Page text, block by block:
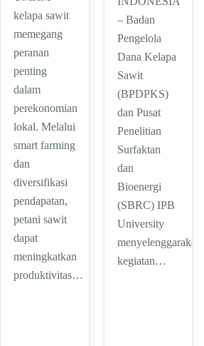
kelapa sawit
memegang
peranan
penting
dalam
perekonomian
lokal. Melalui
smart farming
dan
diversifikasi
pendapatan,
petani sawit
dapat
meningkatkan
produktivitas…
– Badan
Pengelola
Dana Kelapa
Sawit
(BPDPKS)
dan Pusat
Penelitian
Surfaktan
dan
Bioenergi
(SBRC) IPB
University
menyelenggarakan
kegiatan…